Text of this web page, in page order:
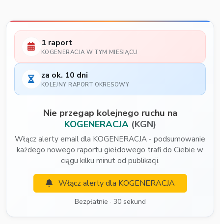
1 raport
KOGENERACJA W TYM MIESIĄCU
za ok. 10 dni
KOLEJNY RAPORT OKRESOWY
Nie przegap kolejnego ruchu na
KOGENERACJA (KGN)
Włącz alerty email dla KOGENERACJA - podsumowanie
każdego nowego raportu giełdowego trafi do Ciebie w
ciągu kilku minut od publikacji.
Włącz alerty dla KOGENERACJA
Bezpłatnie · 30 sekund